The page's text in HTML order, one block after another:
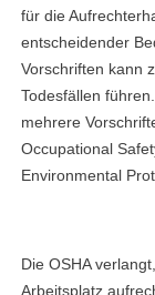
für die
entscheidender
Vorschriften kann
Todesfällen
mehrere
Occupational
Environmental
Die OSHA
Arbeitsplatz